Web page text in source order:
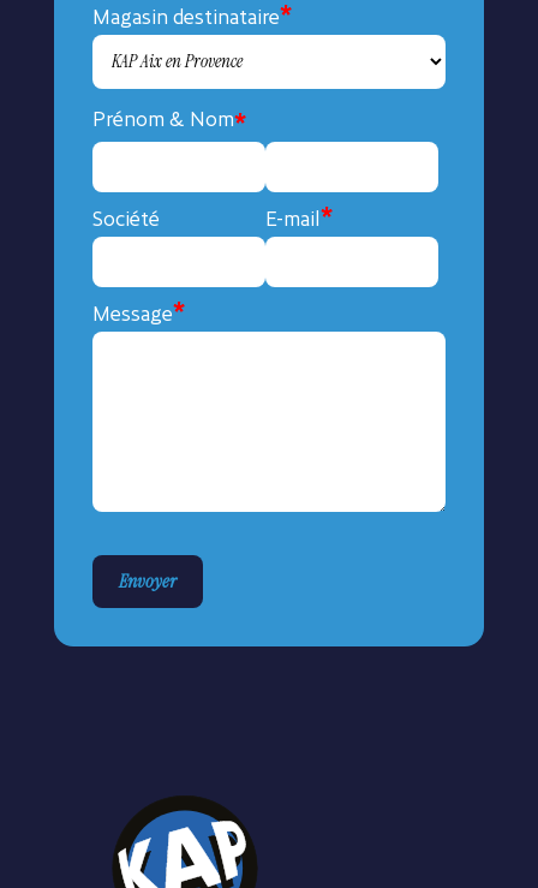
Magasin destinataire
Prénom & Nom
Société E-mail
Message
Envoyer